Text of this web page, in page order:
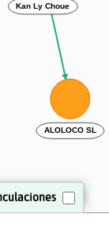
Kan Ly Choue
ALOLOCO SL